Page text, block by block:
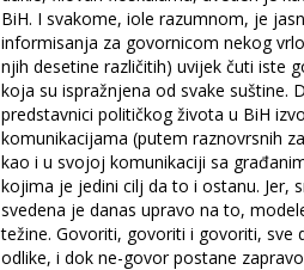
BiH. I svakome, iole razumnom, je
informisanja za govornicom nekog
njih desetine različitih) uvijek čuti iste
koja su ispražnjena od svake suštine.
predstavnici političkog života u BiH
komunikacijama (putem raznovrsnih
kao i u svojoj komunikaciji sa
kojima je jedini cilj da to i ostanu. Jer,
svedena je danas upravo na to,
težine. Govoriti, govoriti i govoriti, sve
odlike, i dok ne-govor postane